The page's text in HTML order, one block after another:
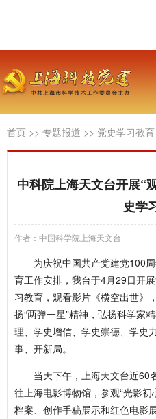
首页 >> 专题报道 >> 党史学习教育
中科院上海天文台开展“
史学
作者：中国科学院上海天文台
为庆祝中国共产党建党100
育工作安排，我台于4月29日开
习教育，观看影片《横空出世》
扬“两弹一星”精神，弘扬科学家
理、学史增信、学史崇德、学史
事、开新局。
当天下午，上海天文台近60
往上海电影博物馆，参观“光影
档案、创作手稿展示和红色电影